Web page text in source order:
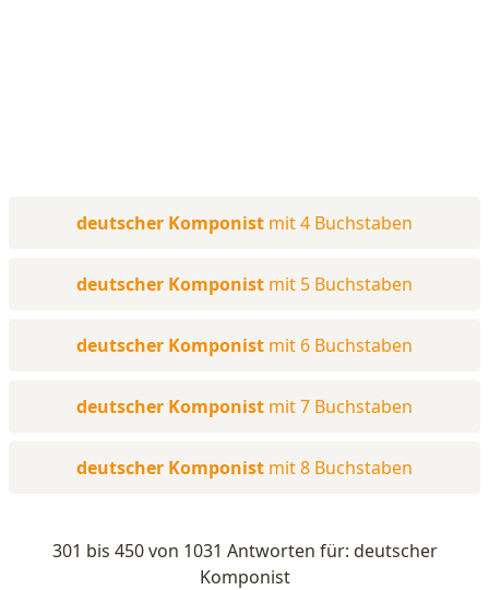
deutscher Komponist mit 4 Buchstaben
deutscher Komponist mit 5 Buchstaben
deutscher Komponist mit 6 Buchstaben
deutscher Komponist mit 7 Buchstaben
deutscher Komponist mit 8 Buchstaben
301 bis 450 von 1031 Antworten für: deutscher
Komponist